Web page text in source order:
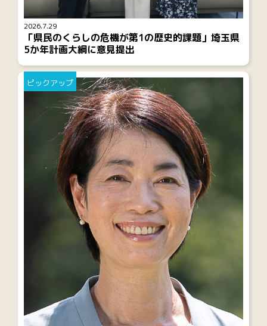
2026.7.29
「県民のくらしの危機が第1の歴史的課題」埼玉県
5か年計画大綱に意見提出
ピックアップ